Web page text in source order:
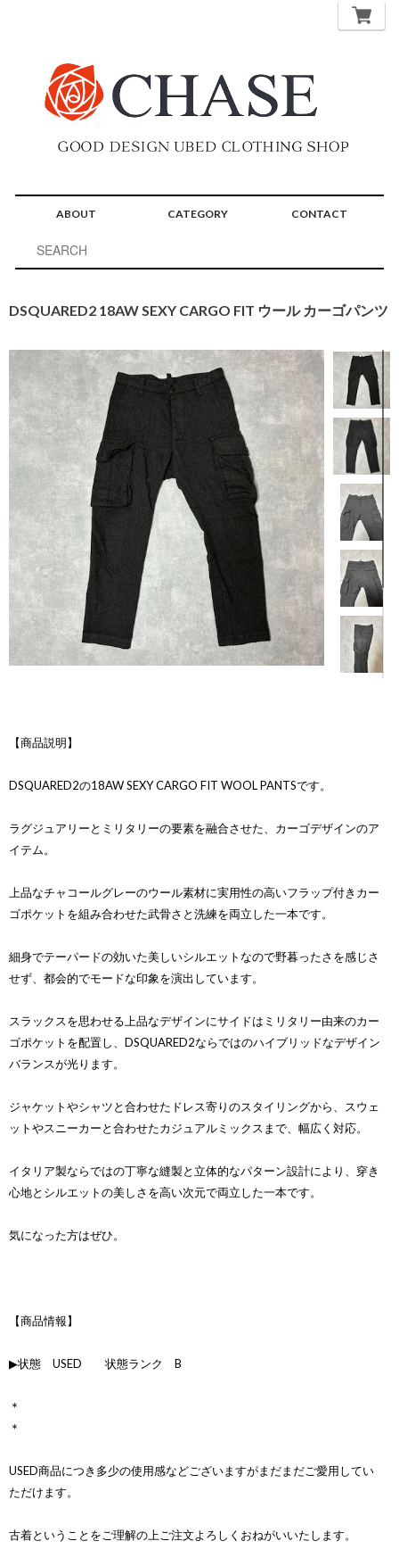
ABOUT CATEGORY CONTACT
DSQUARED2 18AW SEXY CARGO FIT ウール カーゴパンツ
【商品説明】
DSQUARED2の18AW SEXY CARGO FIT WOOL PANTSです。
ラグジュアリーとミリタリーの要素を融合させた、カーゴデザインのア
イテム。
上品なチャコールグレーのウール素材に実用性の高いフラップ付きカー
ゴポケットを組み合わせた武骨さと洗練を両立した一本です。
細身でテーパードの効いた美しいシルエットなので野暮ったさを感じさ
せず、都会的でモードな印象を演出しています。
スラックスを思わせる上品なデザインにサイドはミリタリー由来のカー
ゴポケットを配置し、DSQUARED2ならではのハイブリッドなデザイン
バランスが光ります。
ジャケットやシャツと合わせたドレス寄りのスタイリングから、スウェ
ットやスニーカーと合わせたカジュアルミックスまで、幅広く対応。
イタリア製ならではの丁寧な縫製と立体的なパターン設計により、穿き
心地とシルエットの美しさを高い次元で両立した一本です。
気になった方はぜひ。
【商品情報】
▶状態 USED 状態ランク B
＊
＊
USED商品につき多少の使用感などございますがまだまだご愛用してい
ただけます。
古着ということをご理解の上ご注文よろしくおねがいいたします。